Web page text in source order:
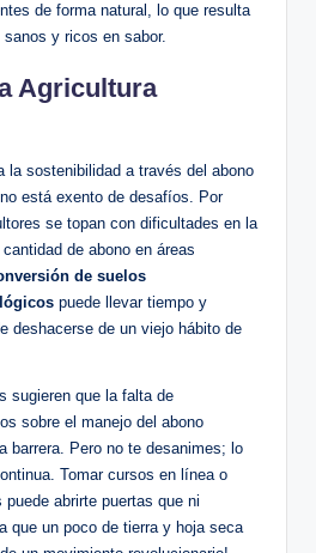
de forma natural, lo que resulta
y ricos en sabor.
Agricultura
la sostenibilidad a través del abono
está exento de desafíos. Por
se topan con dificultades en la
de abono en áreas
de suelos
puede llevar tiempo y
deshacerse de un viejo hábito de
sugieren que la falta de
sobre el manejo del abono
barrera. Pero no te desanimes; lo
Tomar cursos en línea o
abrirte puertas que ni
que un poco de tierra y hoja seca